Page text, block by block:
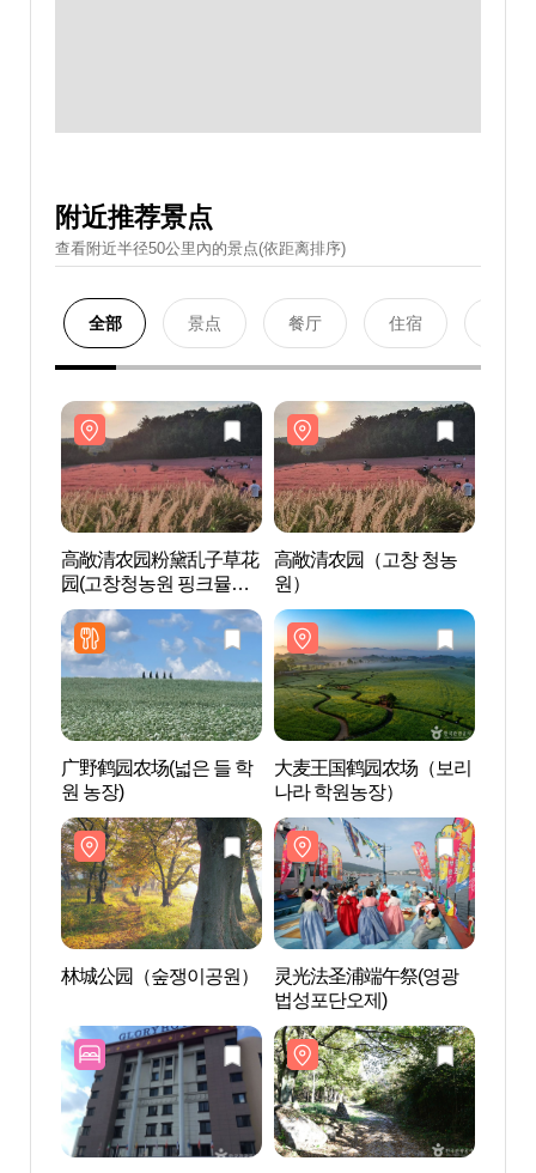
附近推荐景点
查看附近半径50公里內的景点(依距离排序)
全部 景点 餐厅 住宿
高敞清农园粉黛乱子草花
园(고창청농원 핑크뮬리
가든)
高敞清农园（고창 청농
원）
广野鹤园农场(넓은 들 학
원 농장)
大麦王国鹤园农场（보리
나라 학원농장）
林城公园（숲쟁이공원）
灵光法圣浦端午祭(영광
법성포단오제)